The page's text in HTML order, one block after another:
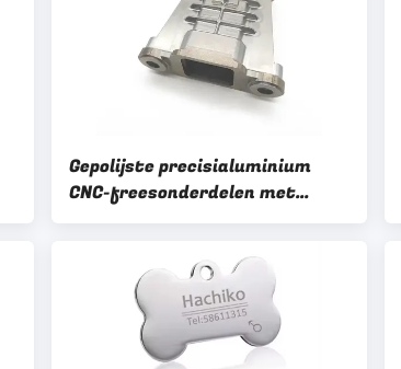
Gepolijste precisialuminium
CNC-freesonderdelen met
verschillende